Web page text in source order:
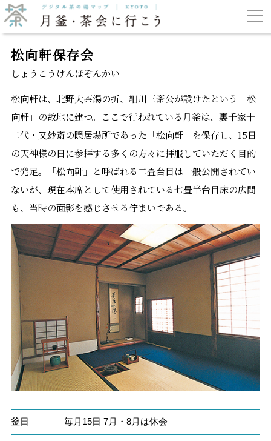
松向軒保存会
しょうこうけんほぞんかい
松向軒は、北野大茶湯の折、細川三斎公が設けたという「松
向軒」の故地に建つ。ここで行われている月釜は、裏千家十
二代・又玅斎の隠居場所であった「松向軒」を保存し、15日
の天神様の日に参拝する多くの方々に拝服していただく目的
で発足。「松向軒」と呼ばれる二畳台目は一般公開されてい
ないが、現在本席として使用されている七畳半台目床の広間
も、当時の面影を感じさせる佇まいである。
釜日 毎月15日 7月・8月は休会